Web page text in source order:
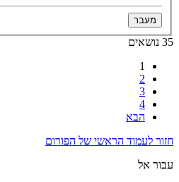
35 נושאים
1
2
3
4
הבא
חזור לעמוד הראשי של הפורום
עבור אל